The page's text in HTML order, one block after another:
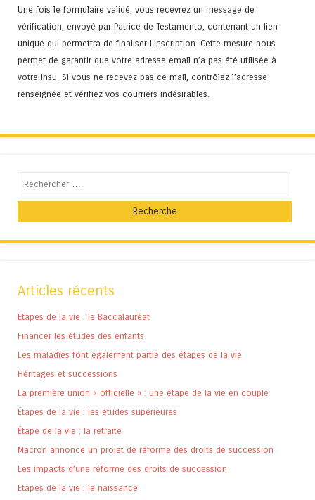
Une fois le formulaire validé, vous recevrez un message de
vérification, envoyé par Patrice de Testamento, contenant un lien
unique qui permettra de finaliser l'inscription. Cette mesure nous
permet de garantir que votre adresse email n’a pas été utilisée à
votre insu. Si vous ne recevez pas ce mail, contrôlez l’adresse
renseignée et vérifiez vos courriers indésirables.
Recherche
Articles récents
Etapes de la vie : le Baccalauréat
Financer les études des enfants
Les maladies font également partie des étapes de la vie
Héritages et successions
La première union « officielle » : une étape de la vie en couple
Étapes de la vie : les études supérieures
Étape de la vie : la retraite
Macron annonce un projet de réforme des droits de succession
Les impacts d’une réforme des droits de succession
Etapes de la vie : la naissance